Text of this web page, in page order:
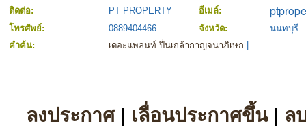
ติดต่อ:
PT PROPERTY
อีเมล์:
โทรศัพย์:
0889404466 จังหวัด:
นนทบุรี
คำค้น:
เดอะแพลนท์ ปิ่นเกล้ากาญจนาภิเษก
ลงประกาศ| เลื่อนประกาศขึ้น| ล